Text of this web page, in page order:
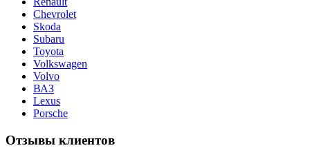
Chevrolet
Skoda
Subaru
Toyota
Volkswagen
Volvo
ВАЗ
Lexus
Porsche
Отзывы клиентов